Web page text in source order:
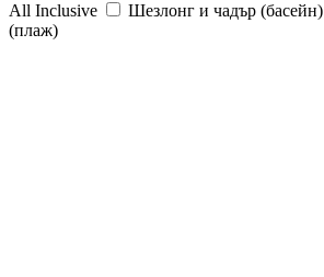
All Inclusive
Шезлонг и чадър (басейн)
(плаж)